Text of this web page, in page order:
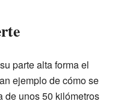
parte alta forma el
ejemplo de cómo se
de unos 50 kilómetros